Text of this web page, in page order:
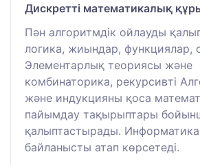
Дискретті математикалық
Пән алгоритмдік ойлауды
логика, жиындар, функциялар,
Элементарлық теориясы және
комбинаторика, рекурсивті
және индукцияны қоса
пайымдау тақырыптары
қалыптастырады.
байланысты атап көрсетеді.